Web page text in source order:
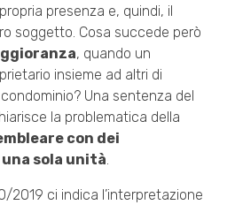
presenza e, quindi, il
soggetto. Cosa succede però
, quando un
insieme ad altri di
Una sentenza del
la problematica della
con dei
sola unità.
2019 ci indica l’interpretazione